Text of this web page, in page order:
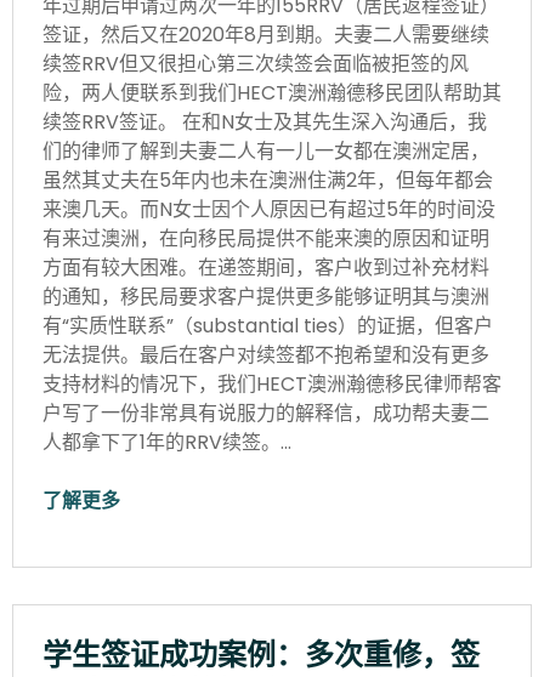
年过期后申请过两次一年的155RRV（居民返程签证）
签证，然后又在2020年8月到期。夫妻二人需要继续
续签RRV但又很担心第三次续签会面临被拒签的风
险，两人便联系到我们HECT澳洲瀚德移民团队帮助其
续签RRV签证。 在和N女士及其先生深入沟通后，我
们的律师了解到夫妻二人有一儿一女都在澳洲定居，
虽然其丈夫在5年内也未在澳洲住满2年，但每年都会
来澳几天。而N女士因个人原因已有超过5年的时间没
有来过澳洲，在向移民局提供不能来澳的原因和证明
方面有较大困难。在递签期间，客户收到过补充材料
的通知，移民局要求客户提供更多能够证明其与澳洲
有“实质性联系”（substantial ties）的证据，但客户
无法提供。最后在客户对续签都不抱希望和没有更多
支持材料的情况下，我们HECT澳洲瀚德移民律师帮客
户写了一份非常具有说服力的解释信，成功帮夫妻二
人都拿下了1年的RRV续签。…
了解更多
学生签证成功案例：多次重修，签